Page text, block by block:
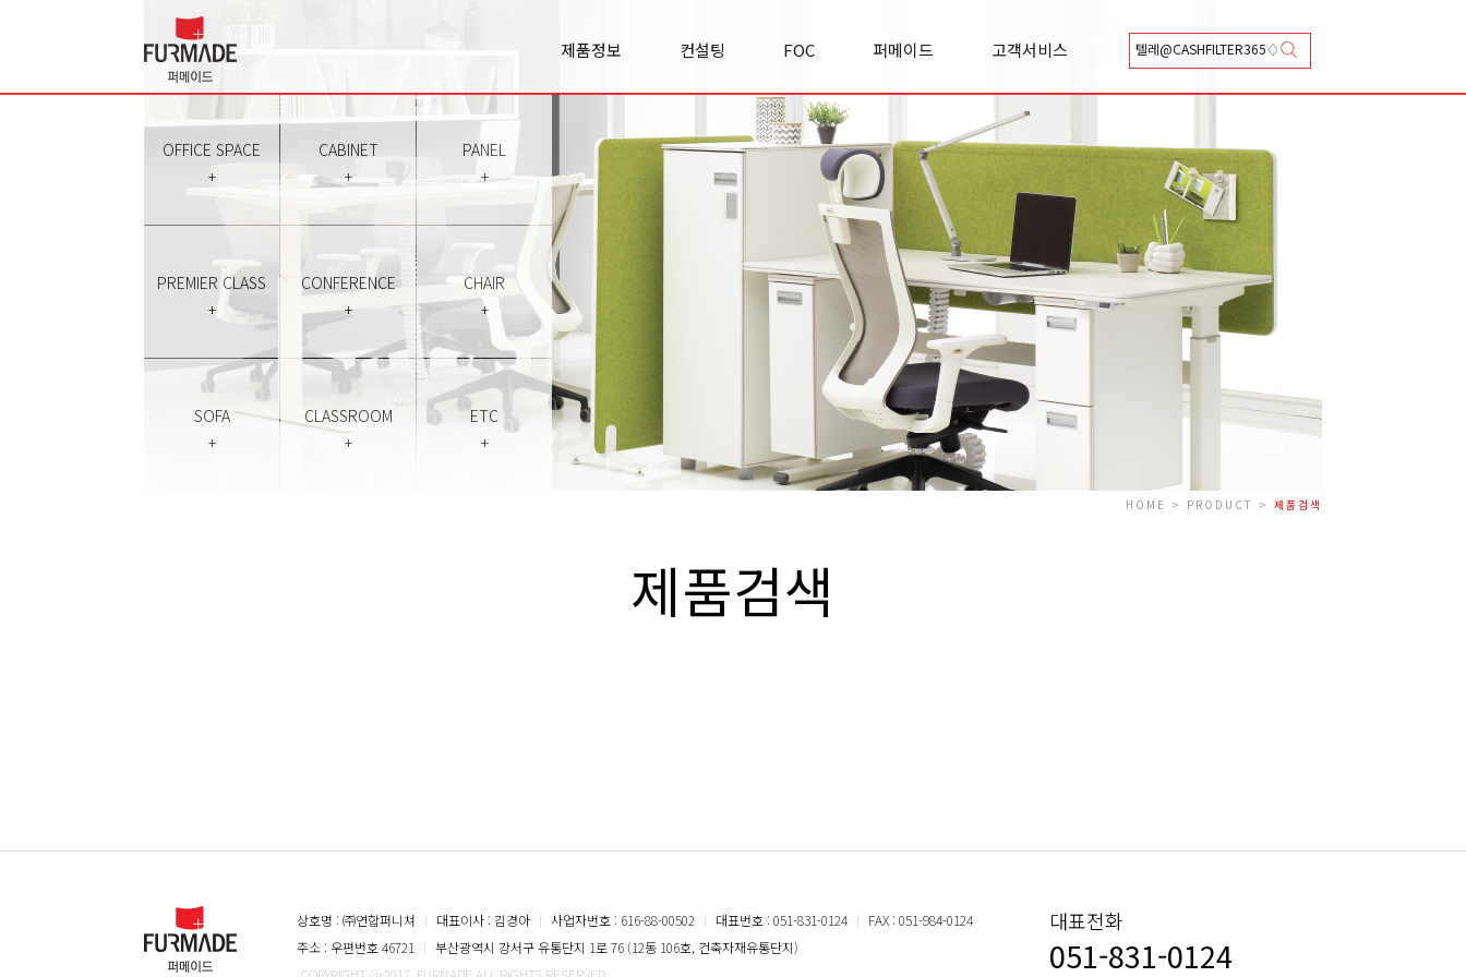
제품정보 컨설팅 FOC 퍼메이드 고객서비스
Office space
Panel
Premierclass
Conference
Chair
Sofa
Classroom
Etc
실적/사례
리서치&
인사이트
FOC란?
FOC 이야기
모집공고
기업소개
사업영역
오시는길
상담신청
카달로그 신청
Q&A
A/S 신청
총판안내
협력업체등록안내
OFFICE SPACE
+
CABINET
+
PANEL
+
PREMIER CLASS
+
CONFERENCE
+
CHAIR
+
SOFA
+
CLASSROOM
+
ETC
+
HOME > PRODUCT > 제품검색
제품검색
상호명 : ㈜연합퍼니쳐 ㅣ 대표이사 : 김경아 ㅣ 사업자번호 : 616-88-00502 ㅣ 대표번호 : 051-831-0124 ㅣ FAX : 051-984-0124
주소 : 우편번호 46721
ㅣ 부산광역시 강서구 유통단지 1로 76 (12동 106호, 건축자재유통단지)
대표전화
051-831-0124